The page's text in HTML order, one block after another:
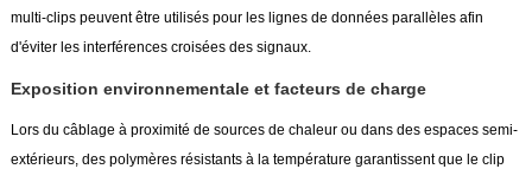
multi-clips peuvent être utilisés pour les lignes de données parallèles afin
d'éviter les interférences croisées des signaux.
Exposition environnementale et facteurs de charge
Lors du câblage à proximité de sources de chaleur ou dans des espaces semi-
extérieurs, des polymères résistants à la température garantissent que le clip